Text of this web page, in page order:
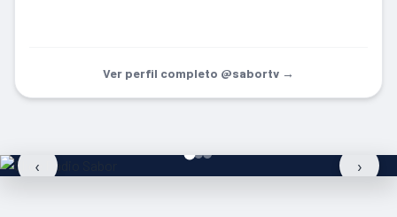
Ver perfil completo @sabortv →
‹ ›